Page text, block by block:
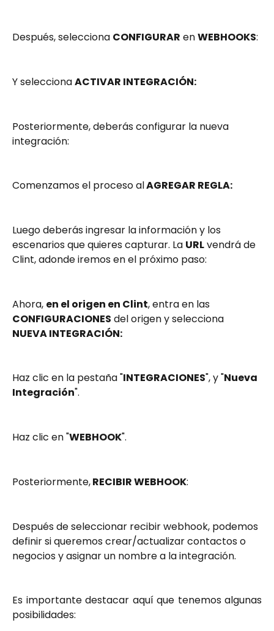
Después, selecciona CONFIGURAR en WEBHOOKS:
Y selecciona ACTIVAR INTEGRACIÓN:
Posteriormente, deberás configurar la nueva
integración:
Comenzamos el proceso al AGREGAR REGLA:
Luego deberás ingresar la información y los
escenarios que quieres capturar. La URL vendrá de
Clint, adonde iremos en el próximo paso:
Ahora, en el origen en Clint, entra en las
CONFIGURACIONES del origen y selecciona
NUEVA INTEGRACIÓN:
Haz clic en la pestaña "INTEGRACIONES", y "Nueva
Integración".
Haz clic en "WEBHOOK".
Posteriormente, RECIBIR WEBHOOK:
Después de seleccionar recibir webhook, podemos
definir si queremos crear/actualizar contactos o
negocios y asignar un nombre a la integración.
Es importante destacar aquí que tenemos algunas
posibilidades: